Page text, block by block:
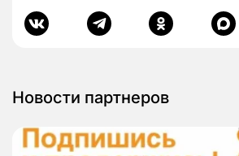
Новости партнеров